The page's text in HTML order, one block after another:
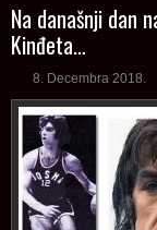
Na današnji dan
Kinđeta…
8. Decembra 2018.